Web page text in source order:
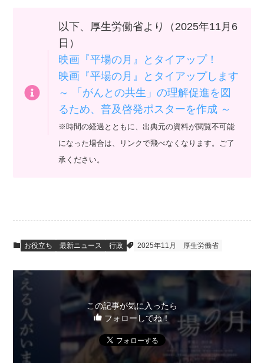
以下、厚生労働省より（2025年11月6
日）
映画『平場の月』とタイアップ！
映画『平場の月』とタイアップします
～ 「がんとの共生」の理解促進を図
るため、普及啓発ポスターを作成 ～
※時間の経過とともに、出典元の資料が閲覧不可能
になった場合は、リンクで飛べなくなります。ご了
承ください。
お役立ち 最新ニュース 行政 2025年11月 厚生労働省
この記事が気に入ったら
フォローしてね！